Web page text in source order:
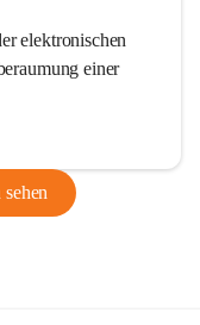
elektronischen
einer